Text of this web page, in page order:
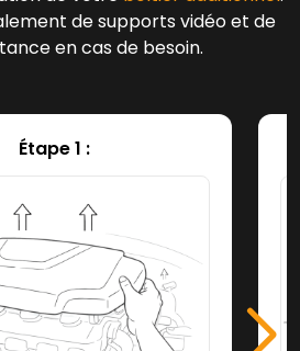
de supports vidéo et de
en cas de besoin.
Étape 1 :